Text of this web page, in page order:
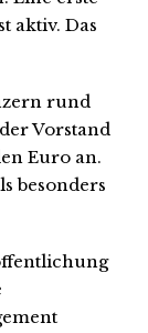
aktiv. Das
rund
Vorstand
Euro an.
besonders